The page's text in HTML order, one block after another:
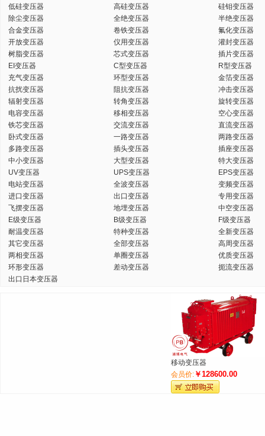
低硅变压器
高硅变压器
硅钼变压器
除尘变压器
全绝变压器
半绝变压器
合金变压器
卷铁变压器
氟化变压器
开放变压器
仪用变压器
灌封变压器
树脂变压器
芯式变压器
插片变压器
EI变压器
C型变压器
R型变压器
充气变压器
环型变压器
金箔变压器
抗扰变压器
阻抗变压器
冲击变压器
辐射变压器
转角变压器
旋转变压器
电容变压器
移相变压器
空心变压器
铁芯变压器
交流变压器
直流变压器
卧式变压器
一路变压器
两路变压器
多路变压器
插头变压器
插座变压器
中小变压器
大型变压器
特大变压器
UV变压器
UPS变压器
EPS变压器
电站变压器
全波变压器
变频变压器
进口变压器
出口变压器
专用变压器
飞摆变压器
地埋变压器
中空变压器
E级变压器
B级变压器
F级变压器
耐温变压器
特种变压器
全新变压器
其它变压器
全部变压器
高周变压器
两相变压器
单圈变压器
优质变压器
环形变压器
差动变压器
扼流变压器
出口日本变压器
移动变压器
会员价:￥128600.00